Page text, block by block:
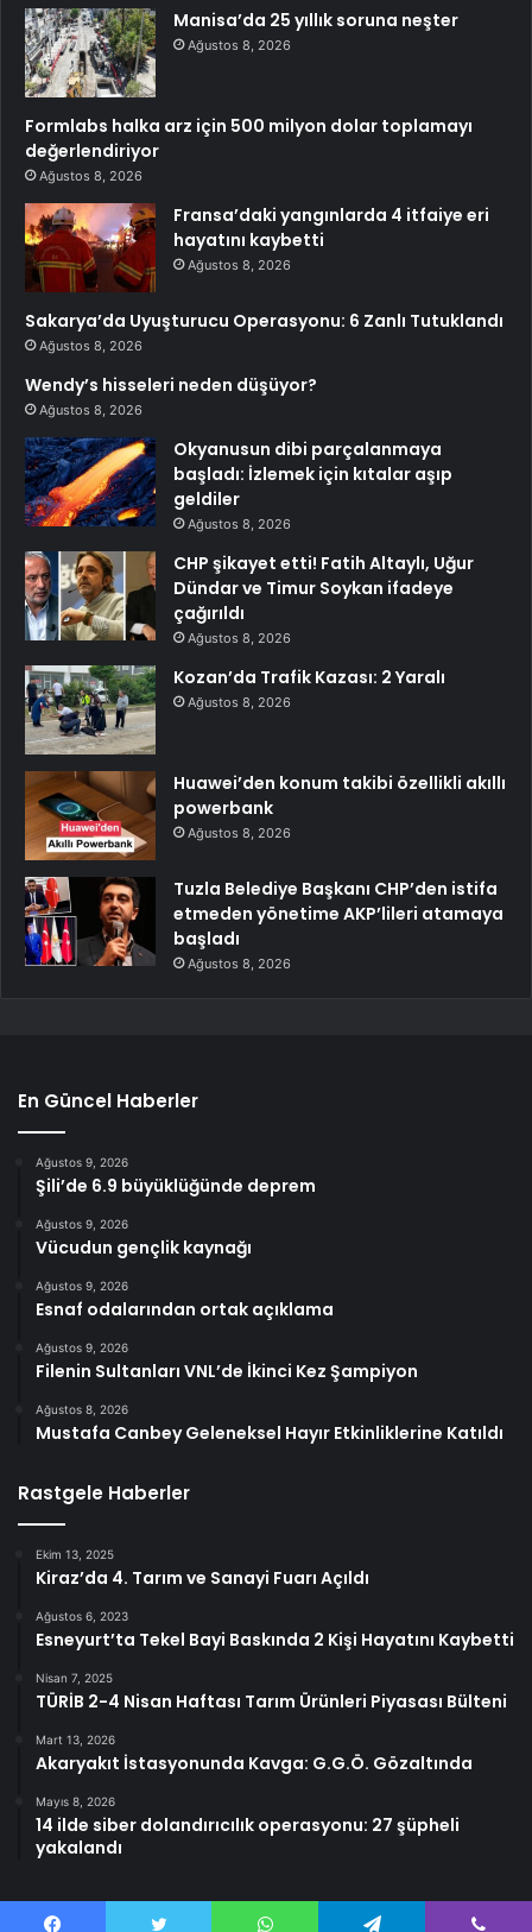
Manisa’da 25 yıllık soruna neşter
Ağustos 8, 2026
Formlabs halka arz için 500 milyon dolar toplamayı
değerlendiriyor
Ağustos 8, 2026
Fransa’daki yangınlarda 4 itfaiye eri
hayatını kaybetti
Ağustos 8, 2026
Sakarya’da Uyuşturucu Operasyonu: 6 Zanlı Tutuklandı
Ağustos 8, 2026
Wendy’s hisseleri neden düşüyor?
Ağustos 8, 2026
Okyanusun dibi parçalanmaya
başladı: İzlemek için kıtalar aşıp
geldiler
Ağustos 8, 2026
CHP şikayet etti! Fatih Altaylı, Uğur
Dündar ve Timur Soykan ifadeye
çağırıldı
Ağustos 8, 2026
Kozan’da Trafik Kazası: 2 Yaralı
Ağustos 8, 2026
Huawei’den konum takibi özellikli akıllı
powerbank
Ağustos 8, 2026
Tuzla Belediye Başkanı CHP’den istifa
etmeden yönetime AKP’lileri atamaya
başladı
Ağustos 8, 2026
En Güncel Haberler
Ağustos 9, 2026
Şili’de 6.9 büyüklüğünde deprem
Ağustos 9, 2026
Vücudun gençlik kaynağı
Ağustos 9, 2026
Esnaf odalarından ortak açıklama
Ağustos 9, 2026
Filenin Sultanları VNL’de İkinci Kez Şampiyon
Ağustos 8, 2026
Mustafa Canbey Geleneksel Hayır Etkinliklerine Katıldı
Rastgele Haberler
Ekim 13, 2025
Kiraz’da 4. Tarım ve Sanayi Fuarı Açıldı
Ağustos 6, 2023
Esneyurt’ta Tekel Bayi Baskında 2 Kişi Hayatını Kaybetti
Nisan 7, 2025
TÜRİB 2-4 Nisan Haftası Tarım Ürünleri Piyasası Bülteni
Mart 13, 2026
Akaryakıt İstasyonunda Kavga: G.G.Ö. Gözaltında
Mayıs 8, 2026
14 ilde siber dolandırıcılık operasyonu: 27 şüpheli
yakalandı